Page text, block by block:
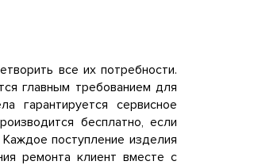
все их потребности.
главным требованием для
гарантируется сервисное
бесплатно, если
поступление изделия
ремонта клиент вместе с